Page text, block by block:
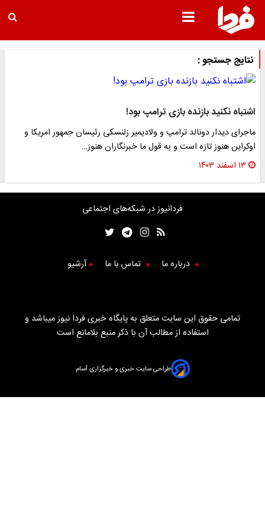
نتایج جستجو :
اشتباه نکنید بازنده بازی ترامپ بود!
ماجرای دیدار دونالد ترامپ و ولادیمیر زلنسکی رئیسان جمهور امریکا و
اوکراین هنوز تازه است و به قول ما خبرنگاران هنوز…
۱۳ اسفند ۱۴۰۳
فردانیوز در شبکه‌های اجتماعی
درباره ما تماس با ما آرشیو
تمامی حقوق این سایت متعلق به پایگاه خبری فردا نیوز میباشد و
استفاده از مطالب آن با ذکر منبع بلامانع است
طراحی سایت خبری و خبرگزاری آسام